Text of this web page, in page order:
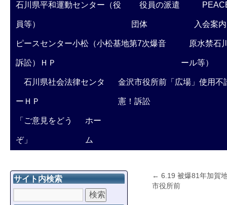
石川県平和運動センター（役
員等）
役員の派遣
団体 入会案内
ピースセンター小松（小松基地第7次爆音
訴訟）ＨＰ
原水禁石
ール等）
石川県社会法律センタ
ーＨＰ
金沢市役所前「広場」使用不
憲！訴訟
「ご意見をどう
ぞ」
ホー
ム
← 6.19 被爆81年加賀
市役所前
サイト内検索